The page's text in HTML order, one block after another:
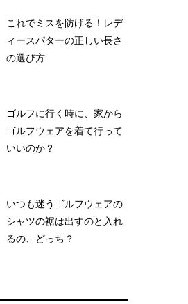
これでミスを防げる！レデ
ィースパターの正しい長さ
の選び方
ゴルフに行く時に、家から
ゴルフウェアを着て行って
いいのか？
いつも迷うゴルフウェアの
シャツの裾は出すのと入れ
るの、どっち？